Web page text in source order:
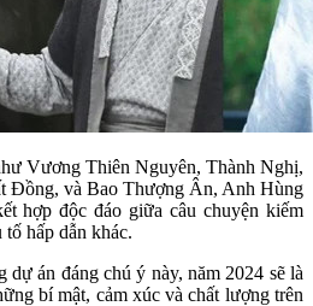
Vương Thiên Nguyên, Thành Nghị,
Đồng, và Bao Thượng Ân, Anh Hùng
hợp độc đáo giữa câu chuyện kiếm
hấp dẫn khác.
án đáng chú ý này, năm 2024 sẽ là
bí mật, cảm xúc và chất lượng trên